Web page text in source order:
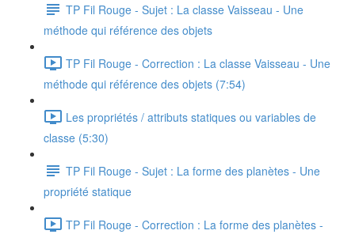
TP Fil Rouge - Sujet : La classe Vaisseau - Une
méthode qui référence des objets
TP Fil Rouge - Correction : La classe Vaisseau - Une
méthode qui référence des objets (7:54)
Les propriétés / attributs statiques ou variables de
classe (5:30)
TP Fil Rouge - Sujet : La forme des planètes - Une
propriété statique
TP Fil Rouge - Correction : La forme des planètes -